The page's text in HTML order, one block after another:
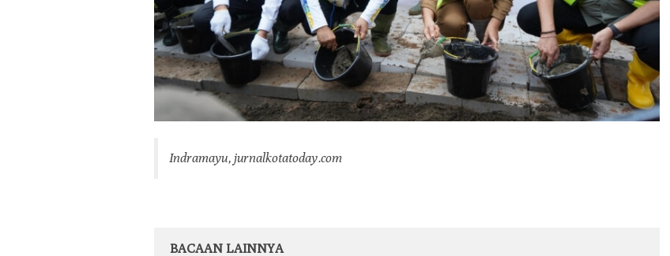
Indramayu, jurnalkotatoday.com
BACAAN LAINNYA